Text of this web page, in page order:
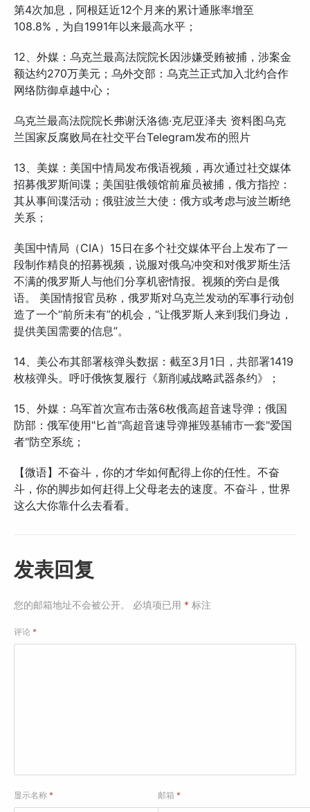
第4次加息，阿根廷近12个月来的累计通胀率增至
108.8%，为自1991年以来最高水平；
12、外媒：乌克兰最高法院院长因涉嫌受贿被捕，涉案金
额达约270万美元；乌外交部：乌克兰正式加入北约合作
网络防御卓越中心；
乌克兰最高法院院长弗谢沃洛德·克尼亚泽夫 资料图乌克
兰国家反腐败局在社交平台Telegram发布的照片
13、美媒：美国中情局发布俄语视频，再次通过社交媒体
招募俄罗斯间谍；美国驻俄领馆前雇员被捕，俄方指控：
其从事间谍活动；俄驻波兰大使：俄方或考虑与波兰断绝
关系；
美国中情局（CIA）15日在多个社交媒体平台上发布了一
段制作精良的招募视频，说服对俄乌冲突和对俄罗斯生活
不满的俄罗斯人与他们分享机密情报。视频的旁白是俄
语。 美国情报官员称，俄罗斯对乌克兰发动的军事行动创
造了一个“前所未有”的机会，“让俄罗斯人来到我们身边，
提供美国需要的信息”。
14、美公布其部署核弹头数据：截至3月1日，共部署1419
枚核弹头。呼吁俄恢复履行《新削减战略武器条约》；
15、外媒：乌军首次宣布击落6枚俄高超音速导弹；俄国
防部：俄军使用"匕首"高超音速导弹摧毁基辅市一套"爱国
者"防空系统；
【微语】不奋斗，你的才华如何配得上你的任性。不奋
斗，你的脚步如何赶得上父母老去的速度。不奋斗，世界
这么大你靠什么去看看。
发表回复
您的邮箱地址不会被公开。 必填项已用 * 标注
评论 *
显示名称 * 邮箱*